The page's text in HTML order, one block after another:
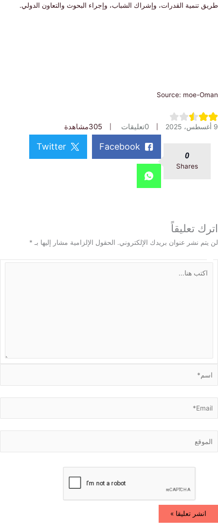
تنمية القدرات، وإشراك الشباب، وإجراء البحوث والتعاون الدولي.
Source: moe-
0 تعليقات 305مشاهدة
Shares
Facebook
Twitter
تعليقاً
نشر عنوان بريدك الإلكتروني. الحقول الإلزامية مشار إليها بـ*